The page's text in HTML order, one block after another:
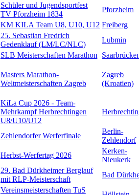
Schüler und Jugendsportfest
TV Pforzheim 1834
Pforzheim
KM KILA Team U8, U10, U12 Freiberg
25. Sebastian Fredrich
Gedenklauf (LM/LC/NLC)
Lubmin
SLB Meisterschaften Marathon
Masters Marathon-
Weltmeisterschaften Zagreb
Zagreb
(Kroatien)
KiLa Cup 2026 - Team-
Mehrkampf Herbrechtingen
U8/U10/U12
Zehlendorfer Werferfinale
Berlin-
Zehlendorf
Herbst-Werfertag 2026
Kerken-
Nieukerk
29. Bad Dürkheimer Berglauf
mit RLP-Meisterschaft
Bad
Vereinsmeisterschaften TuS